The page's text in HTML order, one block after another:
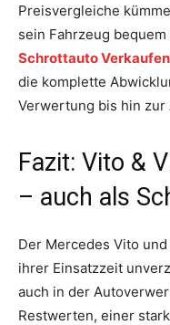
Preisvergleiche
sein Fahrzeug
Schrottauto Verkaufen
die komplette
Verwertung bis hin zur
Fazit: Vito &
– auch als
Der Mercedes Vito
ihrer Einsatzzeit
auch in der
Restwerten, einer